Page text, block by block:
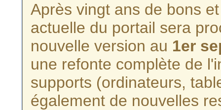
Après vingt ans de bons
actuelle du portail sera
nouvelle version au 1er
une refonte complète de
supports (ordinateurs,
également de nouvelles